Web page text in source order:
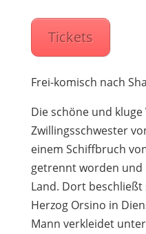
Tickets
Frei-komisch nach
Die schöne und kluge
Zwillingsschwester
einem Schiffbruch
getrennt worden
Land. Dort
Herzog Orsino in
Mann verkleidet